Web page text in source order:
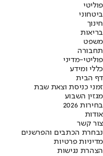
פוליטי
ביטחוני
חינוך
בריאות
משפט
תחבורה
פוליטי-מדיני
כללי ומידע
דף הבית
זמני כניסת וצאת שבת
מגזין השבוע
בחירות 2026
אודות
צור קשר
נבחרת הכתבים והפרשנים
מדיניות פרטיות
הצהרת נגישות